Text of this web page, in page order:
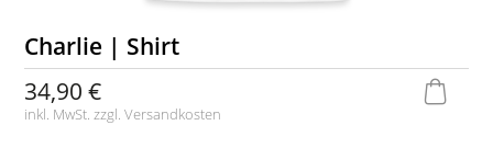
Charlie | Shirt
34,90 €
inkl. MwSt. zzgl.Versandkosten